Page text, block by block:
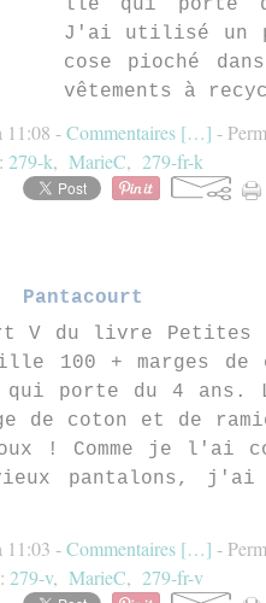
lle qui porte
J'ai utilisé un
cose pioché
vêtements à
11:08 -Commentaires […] -
279-k, MarieC, 279-fr-k
Pantacourt
V du livre Petites
100 + marges de
porte du 4 ans.
de coton et de
! Comme je l'ai
pantalons, j'ai
11:03 -Commentaires […] -
279-v, MarieC, 279-fr-v